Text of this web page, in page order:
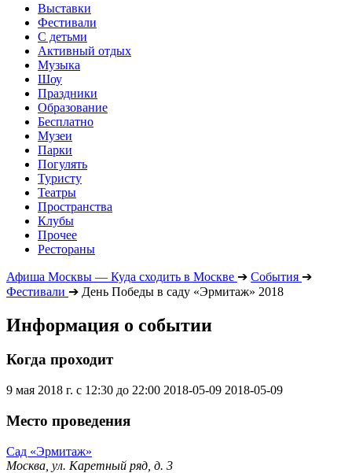
Выставки
Фестивали
С детьми
Активный отдых
Музыка
Шоу
Праздники
Образование
Бесплатно
Музеи
Парки
Погулять
Туристу
Театры
Пространства
Клубы
Прочее
Рестораны
Афиша Москвы — Куда сходить в Москве ➔ События ➔
Фестивали ➔ День Победы в саду «Эрмитаж» 2018
Информация о событии
Когда проходит
9 мая 2018 г. с 12:30 до 22:00 2018-05-09 2018-05-09
Место проведения
Сад «Эрмитаж»
Москва, ул. Каретный ряд, д. 3